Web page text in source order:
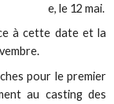
e, le 12 mai.
à cette date et la
pour le premier
au casting des